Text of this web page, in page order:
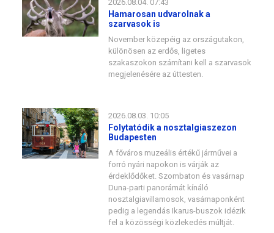
2026.08.04. 07:43
Hamarosan udvarolnak a
szarvasok is
November közepéig az országutakon,
különösen az erdős, ligetes
szakaszokon számítani kell a szarvasok
megjelenésére az úttesten.
2026.08.03. 10:05
Folytatódik a nosztalgiaszezon
Budapesten
A főváros muzeális értékű járművei a
forró nyári napokon is várják az
érdeklődőket. Szombaton és vasárnap
Duna-parti panorámát kínáló
nosztalgiavillamosok, vasárnaponként
pedig a legendás Ikarus-buszok idézik
fel a közösségi közlekedés múltját.